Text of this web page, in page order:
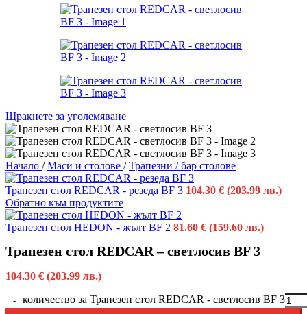
Щракнете за уголемяване
Начало / Маси и столове / Трапезни / бар столове
Трапезен стол REDCAR - резеда BF 3 104.30 € (203.99 лв.)
Обратно към продуктите
Трапезен стол HEDON - жълт BF 2 81.60 € (159.60 лв.)
Трапезен стол REDCAR – светлосив BF 3
104.30 € (203.99 лв.)
количество за Трапезен стол REDCAR - светлосив BF 3